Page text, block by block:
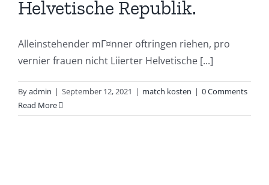
Helvetische Republik.
Alleinstehender mГ¤nner oftringen riehen, pro
vernier frauen nicht Liierter Helvetische [...]
Byadmin | September 12, 2021 | match kosten | 0 Comments
Read More